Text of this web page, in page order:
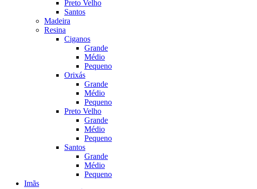
Preto Velho
Santos
Madeira
Resina
Ciganos
Grande
Médio
Pequeno
Orixás
Grande
Médio
Pequeno
Preto Velho
Grande
Médio
Pequeno
Santos
Grande
Médio
Pequeno
Imãs